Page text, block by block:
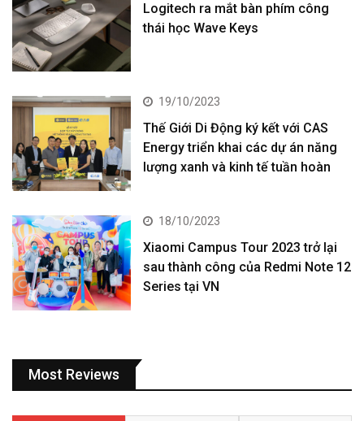
Logitech ra mắt bàn phím công
thái học Wave Keys
19/10/2023
Thế Giới Di Động ký kết với CAS
Energy triển khai các dự án năng
lượng xanh và kinh tế tuần hoàn
18/10/2023
Xiaomi Campus Tour 2023 trở lại
sau thành công của Redmi Note 12
Series tại VN
Most Reviews